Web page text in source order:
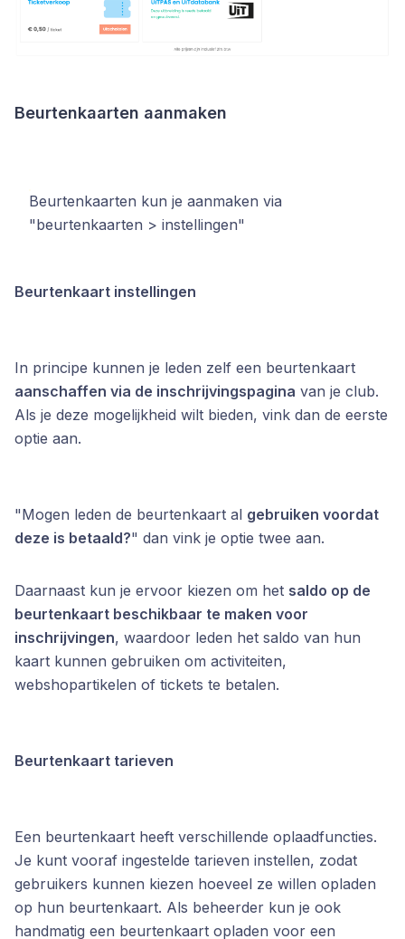
Beurtenkaarten aanmaken
Beurtenkaarten kun je aanmaken via
"beurtenkaarten > instellingen"
Beurtenkaart instellingen
In principe kunnen je leden zelf een beurtenkaart
aanschaffen via de inschrijvingspagina van je club.
Als je deze mogelijkheid wilt bieden, vink dan de eerste
optie aan.
"Mogen leden de beurtenkaart al gebruiken voordat
deze is betaald?" dan vink je optie twee aan.
Daarnaast kun je ervoor kiezen om het saldo op de
beurtenkaart beschikbaar te maken voor
inschrijvingen, waardoor leden het saldo van hun
kaart kunnen gebruiken om activiteiten,
webshopartikelen of tickets te betalen.
Beurtenkaart tarieven
Een beurtenkaart heeft verschillende oplaadfuncties.
Je kunt vooraf ingestelde tarieven instellen, zodat
gebruikers kunnen kiezen hoeveel ze willen opladen
op hun beurtenkaart. Als beheerder kun je ook
handmatig een beurtenkaart opladen voor een